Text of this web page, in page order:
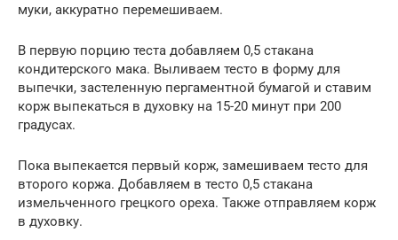
муки, аккуратно перемешиваем.
В первую порцию теста добавляем 0,5 стакана
кондитерского мака. Выливаем тесто в форму для
выпечки, застеленную пергаментной бумагой и ставим
корж выпекаться в духовку на 15-20 минут при 200
градусах.
Пока выпекается первый корж, замешиваем тесто для
второго коржа. Добавляем в тесто 0,5 стакана
измельченного грецкого ореха. Также отправляем корж
в духовку.